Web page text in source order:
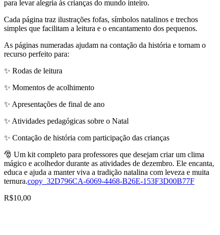
para levar alegria às crianças do mundo inteiro.
Cada página traz ilustrações fofas, símbolos natalinos e trechos
simples que facilitam a leitura e o encantamento dos pequenos.
As páginas numeradas ajudam na contação da história e tornam o
recurso perfeito para:
✨ Rodas de leitura
✨ Momentos de acolhimento
✨ Apresentações de final de ano
✨ Atividades pedagógicas sobre o Natal
✨ Contação de história com participação das crianças
🎅 Um kit completo para professores que desejam criar um clima
mágico e acolhedor durante as atividades de dezembro. Ele encanta,
educa e ajuda a manter viva a tradição natalina com leveza e muita
ternura.copy_32D796CA-6069-4468-B26E-153F3D00B77F
R$10,00